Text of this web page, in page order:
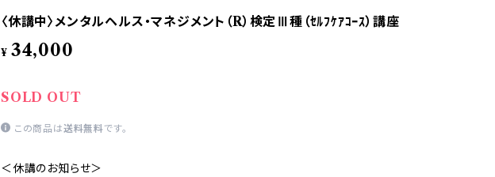
〈休講中〉メンタルヘルス・マネジメント（R）検定Ⅲ種（ｾﾙﾌｹｱｺｰｽ）講座
¥ 34,000
SOLD OUT
この商品は送料無料です。
＜休講のお知らせ＞